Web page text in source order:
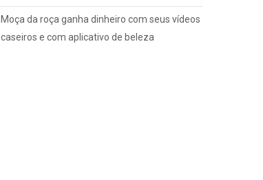
Moça da roça ganha dinheiro com seus vídeos
caseiros e com aplicativo de beleza